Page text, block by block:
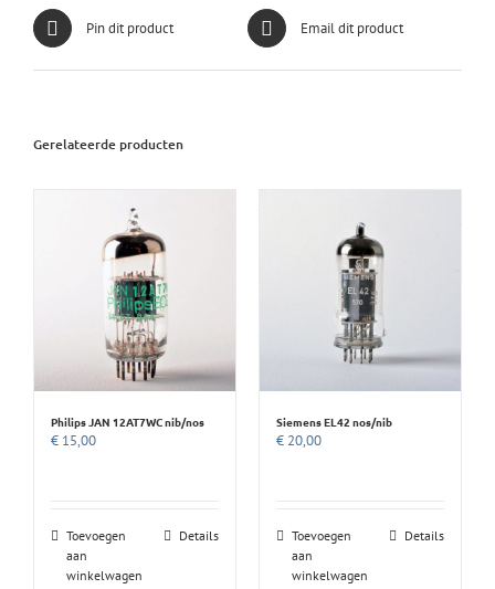
Pin dit product Email dit product
Gerelateerde producten
Philips JAN 12AT7WC nib/nos
€ 15,00
Toevoegen
aan
winkelwagen
Details
Siemens EL42 nos/nib
€ 20,00
Toevoegen
aan
winkelwagen
Details